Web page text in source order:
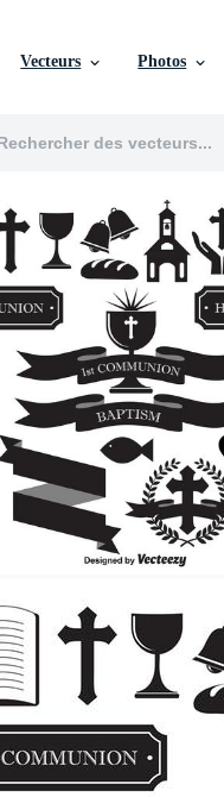
Vecteurs Photos